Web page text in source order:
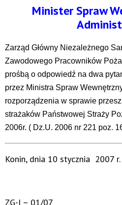
Minister Spraw
Zarząd Główny Niezależnego
Zawodowego Pracowników
prośbą o odpowiedź na dwa
przez Ministra Spraw
rozporządzenia w sprawie
strażaków Państwowej Straży
2006r. ( Dz.U. 2006 nr 221 poz.
Konin, dnia 10 stycznia 2007 r.
ZG-I – 01/07